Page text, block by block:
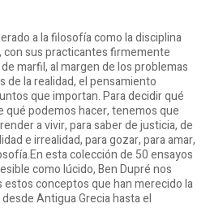
a la filosofía como la disciplina
con sus practicantes firmemente
marfil, al margen de los problemas
de la realidad, el pensamiento
que importan. Para decidir qué
qué podemos hacer, tenemos que
a vivir, para saber de justicia, de
e irrealidad, para gozar, para amar,
esta colección de 50 ensayos
como lúcido, Ben Dupré nos
conceptos que han merecido la
Antigua Grecia hasta el